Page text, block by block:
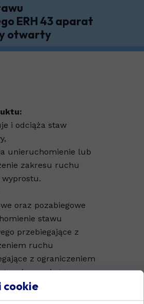
ERH 43 aparat
otwarty
i odciąża staw
unieruchomienie lub
zakresu ruchu
wyprostu.
oraz pozabiegowe
stawu
przebiegające z
ruchu
z ograniczeniem
jego
cookie